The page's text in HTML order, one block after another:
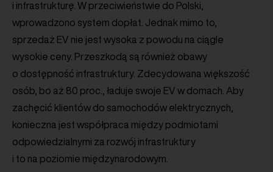
i infrastrukturę. W przeciwieństwie do Polski,
wprowadzono system dopłat. Jednak mimo to,
sprzedaż EV nie jest wysoka z powodu na ciągle
wysokie ceny. Przeszkodą są również obawy
o dostępność infrastruktury. Zdecydowana większość
osób, bo aż 80 proc., ładuje swoje EV w domach. Aby
zachęcić klientów do samochodów elektrycznych,
konieczna jest współpraca między podmiotami
odpowiedzialnymi za rozwój infrastruktury
i to na poziomie międzynarodowym.